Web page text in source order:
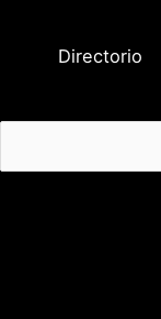
o
:
Directorio